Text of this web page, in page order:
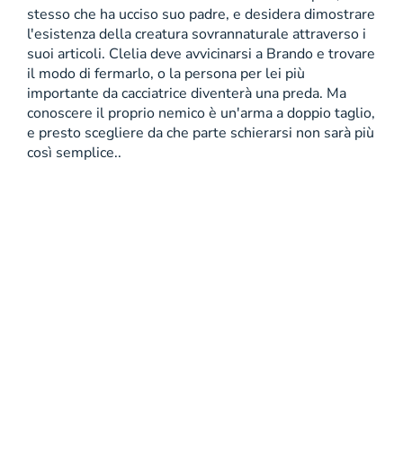
stesso che ha ucciso suo padre, e desidera dimostrare
l'esistenza della creatura sovrannaturale attraverso i
suoi articoli. Clelia deve avvicinarsi a Brando e trovare
il modo di fermarlo, o la persona per lei più
importante da cacciatrice diventerà una preda. Ma
conoscere il proprio nemico è un'arma a doppio taglio,
e presto scegliere da che parte schierarsi non sarà più
così semplice..